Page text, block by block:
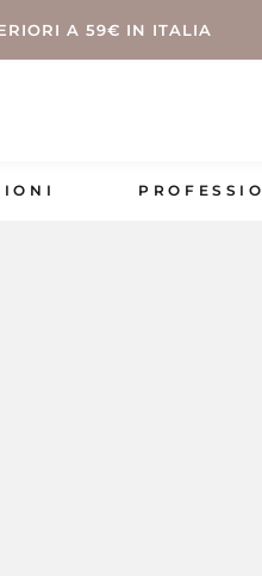
A 59€ IN ITALIA